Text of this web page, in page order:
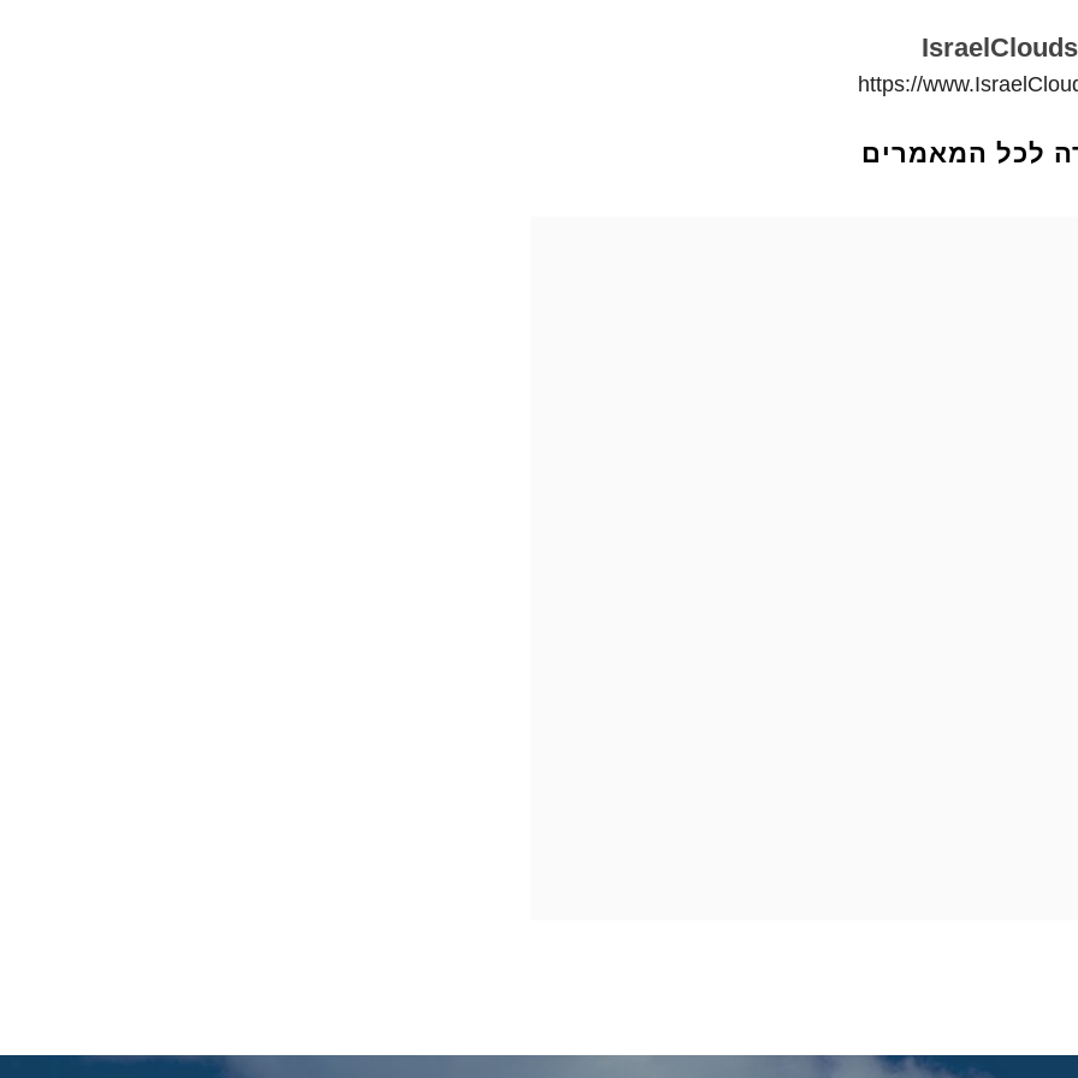
IsraelClouds
https://
לכל המאמרים